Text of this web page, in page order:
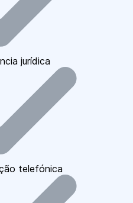
jurídica
telefónica